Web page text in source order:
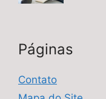
Páginas
Contato